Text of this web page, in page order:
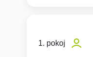
1. pokoj